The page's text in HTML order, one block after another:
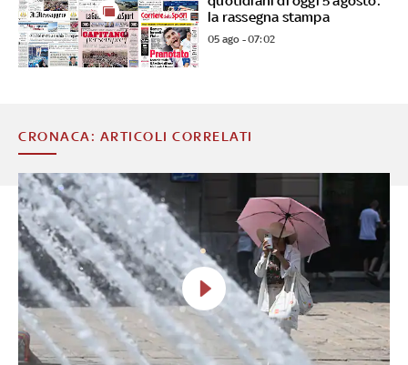
la rassegna stampa
05 ago - 07:02
CRONACA: ARTICOLI CORRELATI